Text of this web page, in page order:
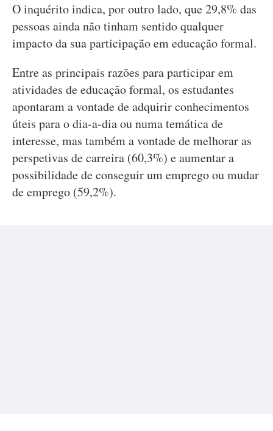
O inquérito indica, por outro lado, que 29,8% das
pessoas ainda não tinham sentido qualquer
impacto da sua participação em educação formal.
Entre as principais razões para participar em
atividades de educação formal, os estudantes
apontaram a vontade de adquirir conhecimentos
úteis para o dia-a-dia ou numa temática de
interesse, mas também a vontade de melhorar as
perspetivas de carreira (60,3%) e aumentar a
possibilidade de conseguir um emprego ou mudar
de emprego (59,2%).